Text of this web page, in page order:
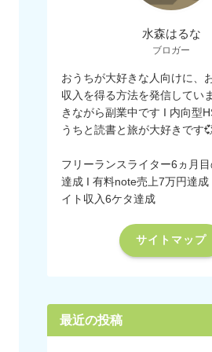
水森はるな
ブロガー
おうちが大好きな人向けに、
収入を得る方法を発信してい
きながら副業中です I 内向型
うちと読書と旅が大好きです
フリーランスライター6ヵ月
達成 I 有料note売上7万円達成
イト収入6ケタ達成
サイトマップ
最近の投稿